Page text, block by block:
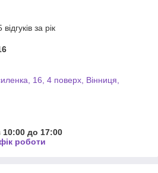
за рік
16, 4 поверх, Вінниця,
10:00 до 17:00
роботи